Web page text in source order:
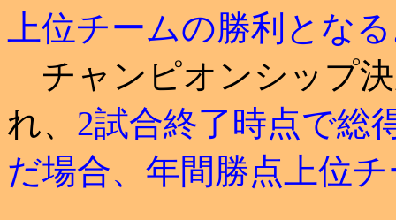
上位チームの勝利とな
チャンピオンシップ
れ、 2試合終了時点で総
だ場合、年間勝点上位